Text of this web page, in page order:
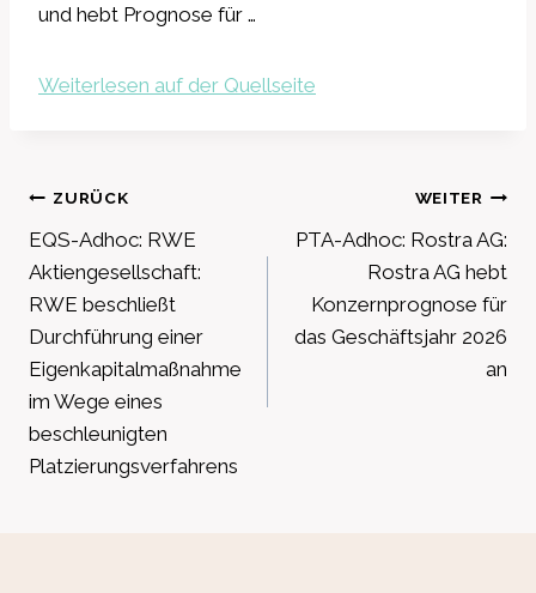
und hebt Prognose für …
Weiterlesen auf der Quellseite
Beitragsnavigation
ZURÜCK
EQS-Adhoc: RWE
Aktiengesellschaft:
RWE beschließt
Durchführung einer
Eigenkapitalmaßnahme
im Wege eines
beschleunigten
Platzierungsverfahrens
WEITER
PTA-Adhoc: Rostra AG:
Rostra AG hebt
Konzernprognose für
das Geschäftsjahr 2026
an